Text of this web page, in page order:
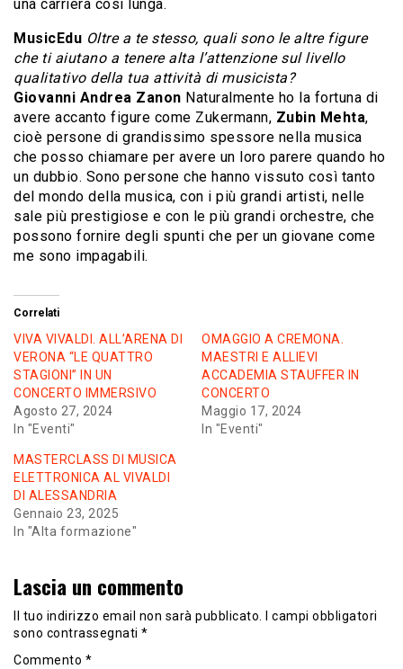
una carriera così lunga.
MusicEdu Oltre a te stesso, quali sono le altre figure
che ti aiutano a tenere alta l’attenzione sul livello
qualitativo della tua attività di musicista?
Giovanni Andrea Zanon Naturalmente ho la fortuna di
avere accanto figure come Zukermann, Zubin Mehta,
cioè persone di grandissimo spessore nella musica
che posso chiamare per avere un loro parere quando ho
un dubbio. Sono persone che hanno vissuto così tanto
del mondo della musica, con i più grandi artisti, nelle
sale più prestigiose e con le più grandi orchestre, che
possono fornire degli spunti che per un giovane come
me sono impagabili.
Correlati
VIVA VIVALDI. ALL’ARENA DI
VERONA “LE QUATTRO
STAGIONI” IN UN
CONCERTO IMMERSIVO
Agosto 27, 2024
In "Eventi"
OMAGGIO A CREMONA.
MAESTRI E ALLIEVI
ACCADEMIA STAUFFER IN
CONCERTO
Maggio 17, 2024
In "Eventi"
MASTERCLASS DI MUSICA
ELETTRONICA AL VIVALDI
DI ALESSANDRIA
Gennaio 23, 2025
In "Alta formazione"
Lascia un commento
Il tuo indirizzo email non sarà pubblicato.
I campi obbligatori
sono contrassegnati *
Commento *